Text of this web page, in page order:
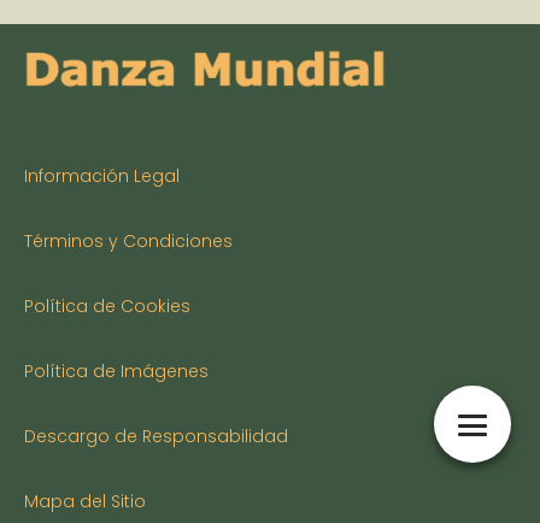
Información Legal
Términos y Condiciones
Política de Cookies
Política de Imágenes
Descargo de Responsabilidad
Mapa del Sitio